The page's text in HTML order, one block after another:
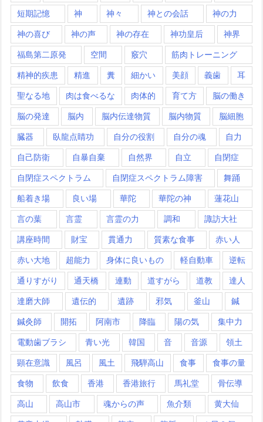
短期記憶 神 神々 神との会話 神の力
神の喜び 神の声 神の存在 神功皇后 神界
福島第二原発 空間 竅穴 筋肉トレーニング
精神的疾患 精進 糞 細かい 美顔 義歯 耳
聖なる地 肉は食べるな 肉体的 育て方 脳の働き
脳の発達 脳内 脳内伝達物質 脳内物質 脳細胞
臓器 臥龍点睛功 自分の役割 自分の魂 自力
自己防衛 自暴自棄 自然界 自立 自閉症
自閉症スペクトラム 自閉症スペクトラム障害 舞踊
船着き場 良い場 華陀 華陀の神 蓮花山
言の葉 言霊 言霊の力 調和 諏訪大社
講座時間 財宝 貫通力 質素な食事 赤い人
赤い大地 超能力 身体に良いもの 軽自動車 逆転
通りすがり 通天橋 連動 道すがら 道教 達人
達磨大師 遺伝的 遺跡 邪気 釜山 鍼
鍼灸師 開拓 阿南市 降臨 陽の気 集中力
電動歯ブラシ 青い光 韓国 音 音源 領土
顕在意識 風呂 風土 飛騨高山 食事 食事の量
食物 飲食 香港 香港旅行 馬礼堂 骨伝導
高山 高山市 魂からの声 魚介類 黄大仙